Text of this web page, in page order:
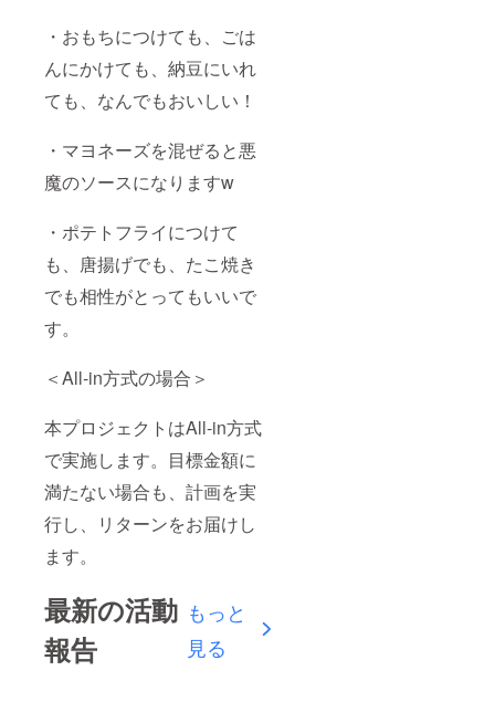
・おもちにつけても、ごは
んにかけても、納豆にいれ
ても、なんでもおいしい！
・マヨネーズを混ぜると悪
魔のソースになりますw
・ポテトフライにつけて
も、唐揚げでも、たこ焼き
でも相性がとってもいいで
す。
＜All-in方式の場合＞
本プロジェクトはAll-in方式
で実施します。目標金額に
満たない場合も、計画を実
行し、リターンをお届けし
ます。
最新の活動
報告
もっと
見る